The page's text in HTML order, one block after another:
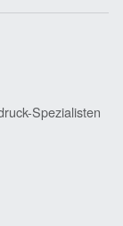
Spezialisten